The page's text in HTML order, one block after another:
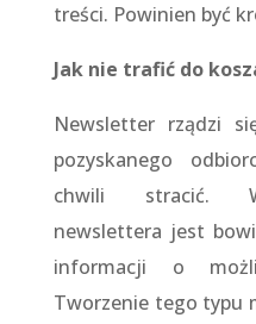
treści. Powinien być
Jak nie trafić do
Newsletter rządzi
pozyskanego
chwili stracić.
newslettera jest
informacji o
Tworzenie tego typu